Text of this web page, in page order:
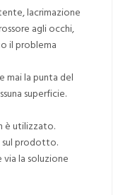
lacrimazione
agli occhi,
il problema
mai la punta del
superficie.
è utilizzato.
sul prodotto.
la soluzione